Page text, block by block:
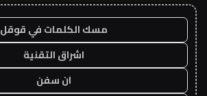
مسك الكلمات في قوقل
اشراق التقنية
ان سفن